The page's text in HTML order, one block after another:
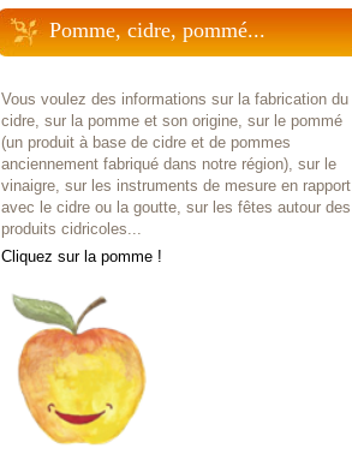
Pomme, cidre, pommé...
Vous voulez des informations sur la fabrication du
cidre, sur la pomme et son origine, sur le pommé
(un produit à base de cidre et de pommes
anciennement fabriqué dans notre région), sur le
vinaigre, sur les instruments de mesure en rapport
avec le cidre ou la goutte, sur les fêtes autour des
produits cidricoles...
Cliquez sur la pomme !